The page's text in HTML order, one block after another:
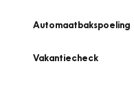
Automaatbakspoeling
Vakantiecheck